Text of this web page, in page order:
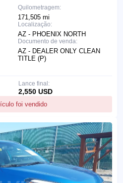
Quilometragem:
171,505 mi
Localização:
AZ - PHOENIX NORTH
Documento de venda:
AZ - DEALER ONLY CLEAN
TITLE (P)
foi vendido
Lance final:
2,550 USD